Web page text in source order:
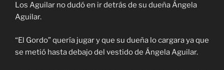
Los Aguilar no dudó en ir detrás de su dueña Ángela
Aguilar.
“El Gordo” quería jugar y que su dueña lo cargara ya que
se metió hasta debajo del vestido de Ángela Aguilar.